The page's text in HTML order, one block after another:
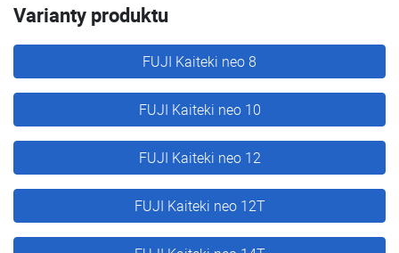
Varianty produktu
FUJI Kaiteki neo 8
FUJI Kaiteki neo 10
FUJI Kaiteki neo 12
FUJI Kaiteki neo 12T